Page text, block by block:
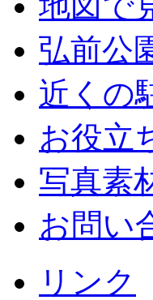
弘前公
近くの
お役立
写真素
お問い
リンク